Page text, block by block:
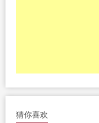
猜你喜欢